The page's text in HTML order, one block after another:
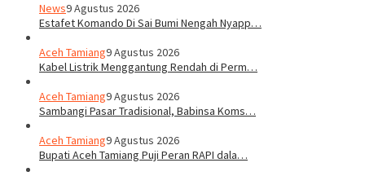
News9 Agustus 2026
Estafet Komando Di Sai Bumi Nengah Nyapp…
Aceh Tamiang9 Agustus 2026
Kabel Listrik Menggantung Rendah di Perm…
Aceh Tamiang9 Agustus 2026
Sambangi Pasar Tradisional, Babinsa Koms…
Aceh Tamiang9 Agustus 2026
Bupati Aceh Tamiang Puji Peran RAPI dala…